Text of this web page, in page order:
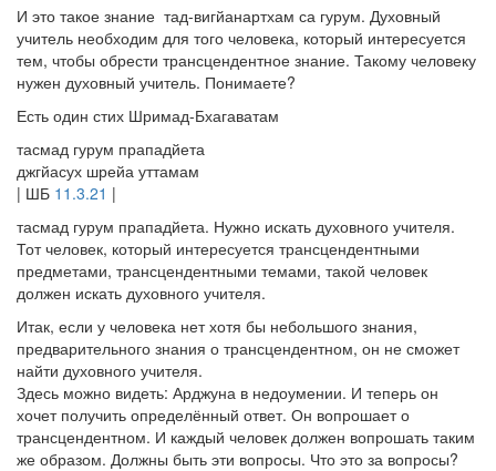
И это такое знание тад-вигйанартхам са гурум. Духовный
учитель необходим для того человека, который интересуется
тем, чтобы обрести трансцендентное знание. Такому человеку
нужен духовный учитель. Понимаете?
Есть один стих Шримад-Бхагаватам
тасмад гурум прападйета
джгйасух шрейа уттамам
| ШБ 11.3.21 |
тасмад гурум прападйета. Нужно искать духовного учителя.
Тот человек, который интересуется трансцендентными
предметами, трансцендентными темами, такой человек
должен искать духовного учителя.
Итак, если у человека нет хотя бы небольшого знания,
предварительного знания о трансцендентном, он не сможет
найти духовного учителя.
Здесь можно видеть: Арджуна в недоумении. И теперь он
хочет получить определённый ответ. Он вопрошает о
трансцендентном. И каждый человек должен вопрошать таким
же образом. Должны быть эти вопросы. Что это за вопросы?